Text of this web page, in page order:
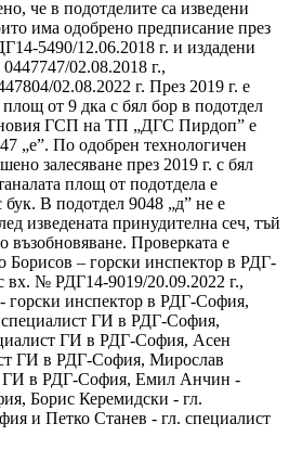
че в подотделите са изведени
има одобрено предписание през
5490/12.06.2018 г. и издадени
02.08.2018 г.,
02.08.2022 г. През 2019 г. е
от 9 дка с бял бор в подотдел
ГСП на ТП „ДГС Пирдоп” е
„е”. По одобрен технологичен
залесяване през 2019 г. с бял
площ от подотдела е
бук. В подотдел 9048 „д” не е
изведената принудителна сеч, тъй
възобновяване. Проверката е
– горски инспектор в РДГ-
вх. № РДГ14-9019/20.09.2022 г.,
горски инспектор в РДГ-София,
ГИ в РДГ-София,
ГИ в РДГ-София, Асен
ГИ в РДГ-София, Мирослав
ГИ в РДГ-София, Емил Анчин -
Борис Керемидски - гл.
и Петко Станев - гл. специалист